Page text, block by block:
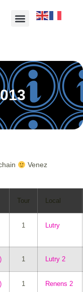
Venez
Tour Local
1 Lutry
1 Lutry 2
1 Renens 2